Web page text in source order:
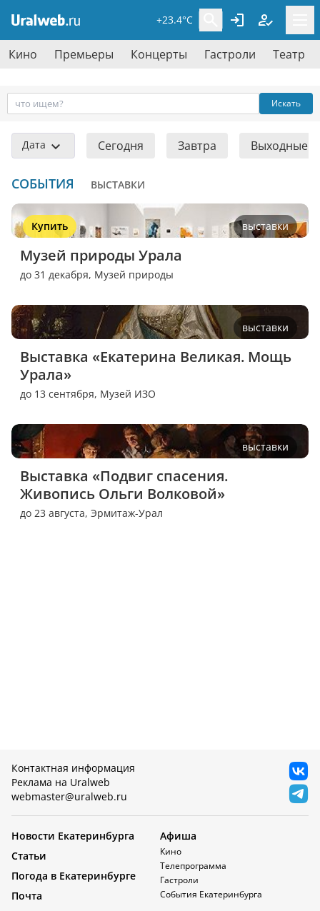
+23.4°C
Кино Премьеры Концерты Гастроли Театр
Искать
Дата Сегодня Завтра Выходные
СОБЫТИЯ ВЫСТАВКИ
Купить выставки
Музей природы Урала
до 31 декабря, Музей природы
выставки
Выставка «Екатерина Великая. Мощь
Урала»
до 13 сентября, Музей ИЗО
выставки
Выставка «Подвиг спасения.
Живопись Ольги Волковой»
до 23 августа, Эрмитаж-Урал
Контактная информация
Реклама на Uralweb
webmaster@uralweb.ru
Новости Екатеринбурга
Статьи
Погода в Екатеринбурге
Почта
Афиша
Кино
Телепрограмма
Гастроли
События Екатеринбурга